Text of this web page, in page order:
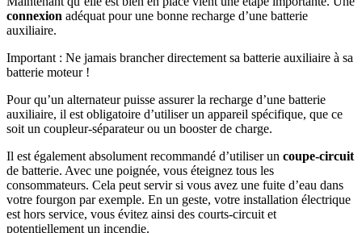
connexion adéquat pour une bonne recharge d’une batterie
auxiliaire.
Important : Ne jamais brancher directement sa batterie auxiliaire à sa
batterie moteur !
Pour qu’un alternateur puisse assurer la recharge d’une batterie
auxiliaire, il est obligatoire d’utiliser un appareil spécifique, que ce
soit un coupleur-séparateur ou un booster de charge.
Il est également absolument recommandé d’utiliser un coupe-circuit
de batterie. Avec une poignée, vous éteignez tous les
consommateurs. Cela peut servir si vous avez une fuite d’eau dans
votre fourgon par exemple. En un geste, votre installation électrique
est hors service, vous évitez ainsi des courts-circuit et
potentiellement un incendie.